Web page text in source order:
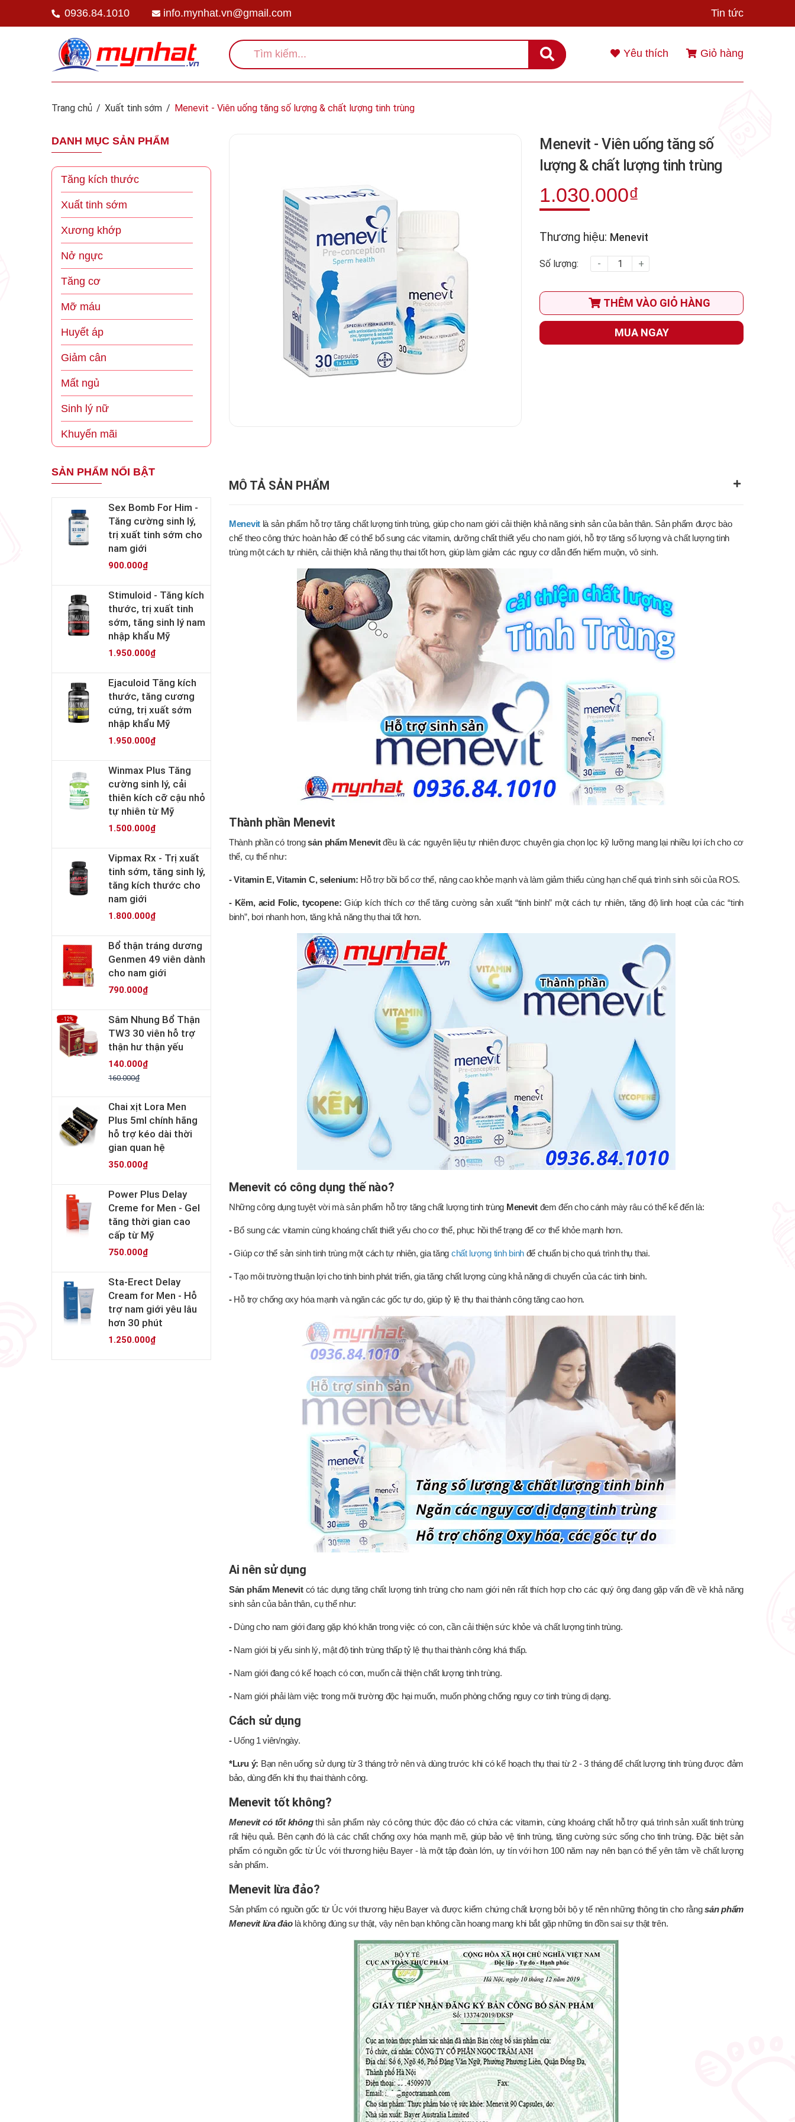
0936.84.1010 info.mynhat.vn@gmail.com Tin tức
Yêu thích Giỏ hàng
Trang chủ / Xuất tinh sớm / Menevit - Viên uống tăng số lượng & chất lượng tinh trùng
Menevit - Viên uống tăng số
lượng & chất lượng tinh trùng
1.030.000₫
Thương hiệu: Menevit
Số lượng: - +
THÊM VÀO GIỎ HÀNG
MUA NGAY
MÔ TẢ SẢN PHẨM
Menevit là sản phẩm hỗ trợ tăng chất lượng tinh trùng, giúp cho nam giới cải thiện khả năng sinh sản của bản thân. Sản phẩm được bào
chế theo công thức hoàn hảo để có thể bổ sung các vitamin, dưỡng chất thiết yếu cho nam giới, hỗ trợ tăng số lượng và chất lượng tinh
trùng một cách tự nhiên, cải thiện khả năng thụ thai tốt hơn, giúp làm giảm các nguy cơ dẫn đến hiếm muộn, vô sinh.
Thành phần Menevit
Thành phần có trongsản phẩm Menevitđều là các nguyên liệu tự nhiên được chuyên gia chọn lọc kỹ lưỡng mang lại nhiều lợi ích cho cơ
thể, cụ thể như:
- Vitamin E, Vitamin C, selenium: Hỗ trợ bồi bổ cơ thể, nâng cao khỏe mạnh và làm giảm thiểu cùng hạn chế quá trình sinh sôi của ROS.
- Kẽm, acid Folic, tycopene: Giúp kích thích cơ thể tăng cường sản xuất “tinh binh” một cách tự nhiên, tăng độ linh hoạt của các “tinh
binh”, bơi nhanh hơn, tăng khả năng thụ thai tốt hơn.
Menevit có công dụng thế nào?
Những công dụng tuyệt vời mà sản phẩm hỗ trợ tăng chất lượng tinh trùng Menevit đem đến cho cánh mày râu có thể kể đến là:
- Bổ sung các vitamin cùng khoáng chất thiết yếu cho cơ thể, phục hồi thể trạng để cơ thể khỏe mạnh hơn.
-Giúp cơ thể sản sinh tinh trùng một cách tự nhiên, gia tăng chất lượng tinh binhđể chuẩn bị cho quá trình thụ thai.
-Tạo môi trường thuận lợi cho tinh binh phát triển, gia tăng chất lượng cùng khả năng di chuyển của các tinh binh.
-Hỗ trợ chống oxy hóa mạnh và ngăn các gốc tự do, giúp tỷ lệ thụ thai thành công tăng cao hơn.
Ai nên sử dụng
Sản phẩm Menevitcó tác dụng tăng chất lượng tinh trùng cho nam giới nên rất thích hợp cho các quý ông đang gặp vấn đề về khả năng
sinh sản của bản thân, cụ thể như:
- Dùng cho nam giới đang gặp khó khăn trong việc có con, cần cải thiện sức khỏe và chất lượng tinh trùng.
- Nam giới bị yếu sinh lý, mật độ tinh trùng thấp tỷ lệ thụ thai thành công khá thấp.
- Nam giới đang có kế hoạch có con, muốn cải thiện chất lượng tinh trùng.
-Nam giới phải làm việc trong môi trường độc hại muốn, muốn phòng chống nguy cơ tinh trùng dị dạng.
Cách sử dụng
- Uống 1 viên/ngày.
*Lưu ý: Bạn nên uống sử dụng từ 3 tháng trở nên và dùng trước khi có kế hoạch thụ thai từ 2 - 3 tháng để chất lượng tinh trùng được đảm
bảo, dùng đến khi thụ thai thành công.
Menevit tốt không?
Menevit có tốt khôngthì sản phẩm này có công thức độc đáo có chứa các vitamin, cùng khoáng chất hỗ trợ quá trình sản xuất tinh trùng
rất hiệu quả. Bên cạnh đó là các chất chống oxy hóa mạnh mẽ, giúp bảo vệ tinh trùng, tăng cường sức sống cho tinh trùng. Đặc biệt sản
phẩm có nguồn gốc từ Úc với thương hiệu Bayer - là một tập đoàn lớn, uy tín với hơn 100 năm nay nên bạn có thể yên tâm về chất lượng
sản phẩm.
Menevit lừa đảo?
Sản phẩm có nguồn gốc từ Úc với thương hiệu Bayer và được kiểm chứng chất lượng bởi bộ y tế nên những thông tin cho rằngsản phẩm
Menevit lừa đảolà không đúng sự thật, vậy nên bạn không cần hoang mang khi bắt gặp những tin đồn sai sự thật trên.
DANH MỤC SẢN PHẨM
Tăng kích thước
Xuất tinh sớm
Xương khớp
Nở ngực
Tăng cơ
Mỡ máu
Huyết áp
Giảm cân
Mất ngủ
Sinh lý nữ
Khuyến mãi
SẢN PHẨM NỔI BẬT
Sex Bomb For Him -
Tăng cường sinh lý,
trị xuất tinh sớm cho
nam giới
900.000₫
Stimuloid - Tăng kích
thước, trị xuất tinh
sớm, tăng sinh lý nam
nhập khẩu Mỹ
1.950.000₫
Ejaculoid Tăng kích
thước, tăng cương
cứng, trị xuất sớm
nhập khẩu Mỹ
1.950.000₫
Winmax Plus Tăng
cường sinh lý, cải
thiên kích cỡ cậu nhỏ
tự nhiên từ Mỹ
1.500.000₫
Vipmax Rx - Trị xuất
tinh sớm, tăng sinh lý,
tăng kích thước cho
nam giới
1.800.000₫
Bổ thận tráng dương
Genmen 49 viên dành
cho nam giới
790.000₫
- 12%
Sâm Nhung Bổ Thận
TW3 30 viên hỗ trợ
thận hư thận yếu
140.000₫
160.000₫
Chai xịt Lora Men
Plus 5ml chính hãng
hỗ trợ kéo dài thời
gian quan hệ
350.000₫
Power Plus Delay
Creme for Men - Gel
tăng thời gian cao
cấp từ Mỹ
750.000₫
Sta-Erect Delay
Cream for Men - Hỗ
trợ nam giới yêu lâu
hơn 30 phút
1.250.000₫